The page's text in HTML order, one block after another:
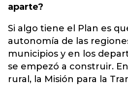
aparte?
Si algo tiene el Plan es
autonomía de las
municipios y en los
se empezó a construir.
rural, la Misión para la